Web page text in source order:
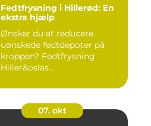
Fedtfrysning i Hillerød: En
ekstra hjælp
Ønsker du at reducere
uønskede fedtdepoter på
kroppen? Fedtfrysning
Hiller&oslas...
07. okt